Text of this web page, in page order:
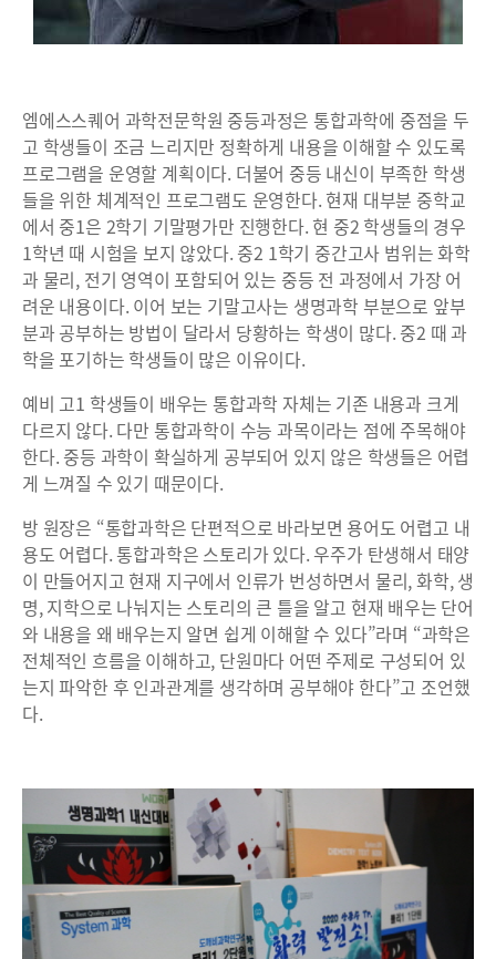
엠에스스퀘어 과학전문학원 중등과정은 통합과학에 중점을 두
고 학생들이 조금 느리지만 정확하게 내용을 이해할 수 있도록
프로그램을 운영할 계획이다. 더불어 중등 내신이 부족한 학생
들을 위한 체계적인 프로그램도 운영한다. 현재 대부분 중학교
에서 중1은 2학기 기말평가만 진행한다. 현 중2 학생들의 경우
1학년 때 시험을 보지 않았다. 중2 1학기 중간고사 범위는 화학
과 물리, 전기 영역이 포함되어 있는 중등 전 과정에서 가장 어
려운 내용이다. 이어 보는 기말고사는 생명과학 부분으로 앞부
분과 공부하는 방법이 달라서 당황하는 학생이 많다. 중2 때 과
학을 포기하는 학생들이 많은 이유이다.
예비 고1 학생들이 배우는 통합과학 자체는 기존 내용과 크게
다르지 않다. 다만 통합과학이 수능 과목이라는 점에 주목해야
한다. 중등 과학이 확실하게 공부되어 있지 않은 학생들은 어렵
게 느껴질 수 있기 때문이다.
방 원장은 “통합과학은 단편적으로 바라보면 용어도 어렵고 내
용도 어렵다. 통합과학은 스토리가 있다. 우주가 탄생해서 태양
이 만들어지고 현재 지구에서 인류가 번성하면서 물리, 화학, 생
명, 지학으로 나눠지는 스토리의 큰 틀을 알고 현재 배우는 단어
와 내용을 왜 배우는지 알면 쉽게 이해할 수 있다”라며 “과학은
전체적인 흐름을 이해하고, 단원마다 어떤 주제로 구성되어 있
는지 파악한 후 인과관계를 생각하며 공부해야 한다”고 조언했
다.